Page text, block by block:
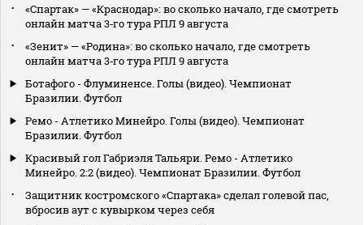
«Спартак» — «Краснодар»: во сколько начало, где смотреть
онлайн матча 3‑го тура РПЛ 9 августа
«Зенит» — «Родина»: во сколько начало, где смотреть
онлайн матча 3‑го тура РПЛ 9 августа
Ботафого - Флуминенсе. Голы (видео). Чемпионат
Бразилии. Футбол
Ремо - Атлетико Минейро. Голы (видео). Чемпионат
Бразилии. Футбол
Красивый гол Габриэля Тальяри. Ремо - Атлетико
Минейро. 2:2 (видео). Чемпионат Бразилии. Футбол
Защитник костромского «Спартака» сделал голевой пас,
вбросив аут с кувырком через себя